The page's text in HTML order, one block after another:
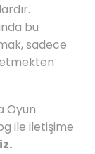
bu
sadece
Oyun
ile iletişime